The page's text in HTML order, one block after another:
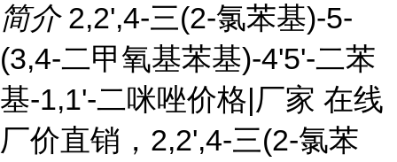
简介 2,2',4-三(2-氯苯基)-5-
(3,4-二甲氧基苯基)-4'5'-二苯
基-1,1'-二咪唑价格|厂家 在线
厂价直销，2,2',4-三(2-氯苯